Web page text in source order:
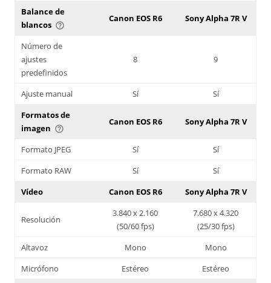
Balance de
blancos help_outline
Canon EOS R6 Sony Alpha 7R V
Número de
ajustes
predefinidos
8 9
Ajuste manual Sí
Sí
Formatos de
imagen help_outline
Canon EOS R6 Sony Alpha 7R V
Formato JPEG Sí
Sí
Formato RAW
Sí
Sí
Vídeo
Canon EOS R6 Sony Alpha 7R V
Resolución
3.840 x 2.160
(50/60 fps)
7.680 x 4.320
(25/30 fps)
Altavoz
Mono
Mono
Micrófono
Estéreo
Estéreo